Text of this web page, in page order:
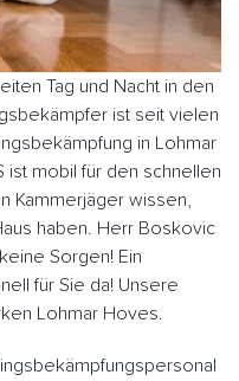
Tag und Nacht in den
ist seit vielen
in Lohmar
ist mobil für den schnellen
Kammerjäger wissen,
haben. Herr Boskovic
Sorgen! Ein
für Sie da! Unsere
Lohmar Hoves.